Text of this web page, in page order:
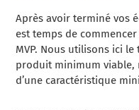
Après avoir terminé vos
est temps de
MVP. Nous utilisons ici
produit minimum viable,
d’une caractéristique